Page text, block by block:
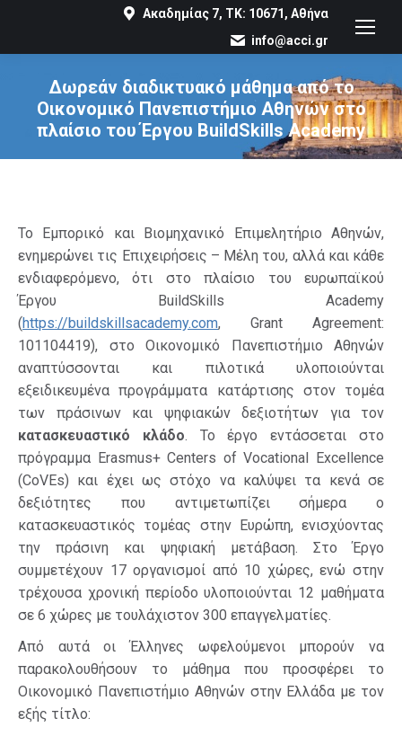
Ακαδημίας 7, ΤΚ: 10671, Αθήνα
info@acci.gr
Δωρεάν διαδικτυακό μάθημα από το
Οικονομικό Πανεπιστήμιο Αθηνών στο
πλαίσιο του Έργου BuildSkills Academy
You are here:
Το Εμπορικό και Βιομηχανικό Επιμελητήριο Αθηνών,
ενημερώνει τις Επιχειρήσεις – Μέλη του, αλλά και κάθε
ενδιαφερόμενο, ότι στο πλαίσιο του ευρωπαϊκού
Έργου BuildSkills Academy
(https://buildskillsacademy.com, Grant Agreement:
101104419), στο Οικονομικό Πανεπιστήμιο Αθηνών
αναπτύσσονται και πιλοτικά υλοποιούνται
εξειδικευμένα προγράμματα κατάρτισης στον τομέα
των πράσινων και ψηφιακών δεξιοτήτων για τον
κατασκευαστικό κλάδο. Το έργο εντάσσεται στο
πρόγραμμα Erasmus+ Centers of Vocational Excellence
(CoVEs) και έχει ως στόχο να καλύψει τα κενά σε
δεξιότητες που αντιμετωπίζει σήμερα ο
κατασκευαστικός τομέας στην Ευρώπη, ενισχύοντας
την πράσινη και ψηφιακή μετάβαση. Στο Έργο
συμμετέχουν 17 οργανισμοί από 10 χώρες, ενώ στην
τρέχουσα χρονική περίοδο υλοποιούνται 12 μαθήματα
σε 6 χώρες με τουλάχιστον 300 επαγγελματίες.
Από αυτά οι Έλληνες ωφελούμενοι μπορούν να
παρακολουθήσουν το μάθημα που προσφέρει το
Οικονομικό Πανεπιστήμιο Αθηνών στην Ελλάδα με τον
εξής τίτλο: